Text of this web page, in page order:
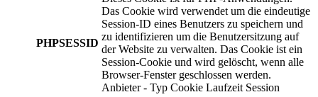
PHPSESSID
Das Cookie wird verwendet um die eindeutige
Session-ID eines Benutzers zu speichern und
zu identifizieren um die Benutzersitzung auf
der Website zu verwalten. Das Cookie ist ein
Session-Cookie und wird gelöscht, wenn alle
Browser-Fenster geschlossen werden.
Anbieter - Typ Cookie Laufzeit Session